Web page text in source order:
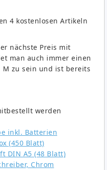
4 kostenlosen Artikeln
nächste Preis mit
man auch immer einen
M zu sein und ist bereits
werden
inkl. Batterien
(450 Blatt)
DIN A5 (48 Blatt)
Chrom